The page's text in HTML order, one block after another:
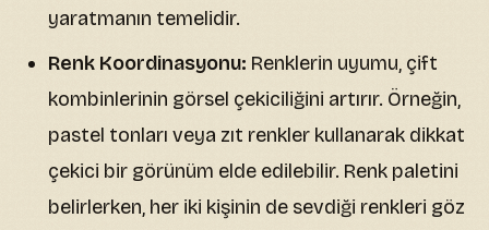
yaratmanın temelidir.
Renk Koordinasyonu: Renklerin uyumu, çift
kombinlerinin görsel çekiciliğini artırır. Örneğin,
pastel tonları veya zıt renkler kullanarak dikkat
çekici bir görünüm elde edilebilir. Renk paletini
belirlerken, her iki kişinin de sevdiği renkleri göz